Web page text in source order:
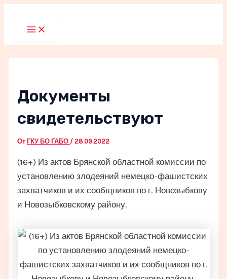
Main
Menu
Документы
свидетельствуют
ОтГКУ БО ГАБО /28.09.2022
(16+) Из актов Брянской областной комиссии по
установлению злодеяний немецко-фашистских
захватчиков и их сообщников по г. Новозыбкову
и Новозыбковскому району.